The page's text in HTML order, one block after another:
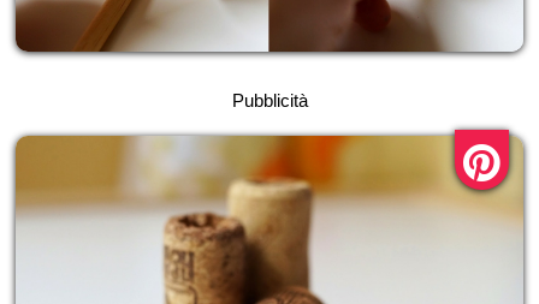
Pubblicità